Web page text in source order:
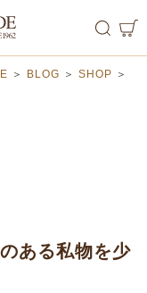
＞ BLOG ＞ SHOP ＞
ある私物を少